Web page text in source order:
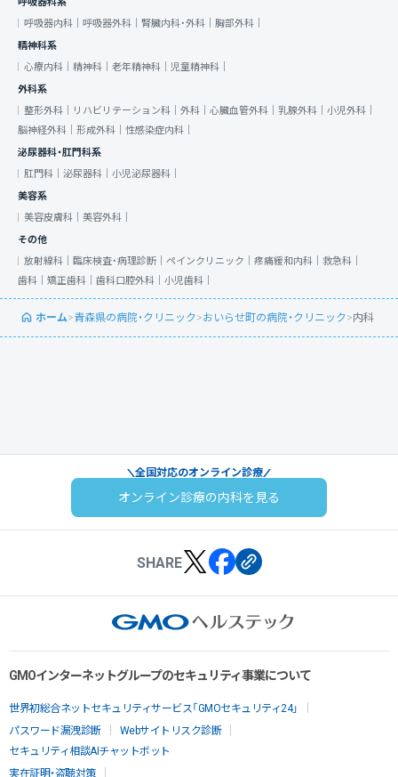
呼吸器内科｜ 呼吸器外科｜ 腎臓内科・外科｜ 胸部外科｜
精神科系
心療内科｜ 精神科｜ 老年精神科｜ 児童精神科｜
外科系
整形外科｜
リハビリテーション科｜ 外科｜ 心臓血管外科｜ 乳腺外科｜ 小児外科｜
脳神経外科｜ 形成外科｜ 性感染症内科｜
泌尿器科・肛門科系
肛門科｜ 泌尿器科｜ 小児泌尿器科｜
美容系
美容皮膚科｜ 美容外科｜
その他
放射線科｜ 臨床検査・病理診断｜ ペインクリニック｜ 疼痛緩和内科｜ 救急科｜
歯科｜ 矯正歯科｜ 歯科口腔外科｜ 小児歯科｜
ホーム>青森県の病院・クリニック>おいらせ町の病院・クリニック>内科
全国対応のオンライン診療
オンライン診療の内科を見る
SHARE
GMOインターネットグループのセキュリティ事業について
世界初総合ネットセキュリティサービス「GMOセキュリティ24」
パスワード漏洩診断
Webサイトリスク診断
セキュリティ相談AIチャットボット
実在証明・盗聴対策